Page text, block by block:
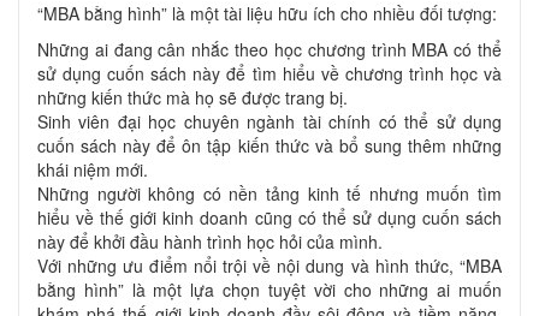
“MBA bằng hình” là một tài liệu hữu ích cho nhiều đối tượng:
Những ai đang cân nhắc theo học chương trình MBA có thể
sử dụng cuốn sách này để tìm hiểu về chương trình học và
những kiến thức mà họ sẽ được trang bị.
Sinh viên đại học chuyên ngành tài chính có thể sử dụng
cuốn sách này để ôn tập kiến thức và bổ sung thêm những
khái niệm mới.
Những người không có nền tảng kinh tế nhưng muốn tìm
hiểu về thế giới kinh doanh cũng có thể sử dụng cuốn sách
này để khởi đầu hành trình học hỏi của mình.
Với những ưu điểm nổi trội về nội dung và hình thức, “MBA
bằng hình” là một lựa chọn tuyệt vời cho những ai muốn